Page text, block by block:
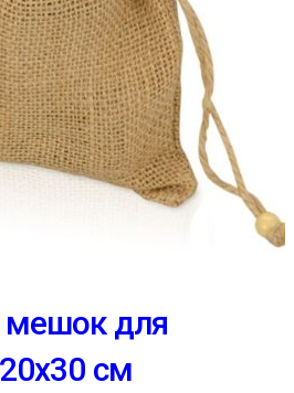
для
см